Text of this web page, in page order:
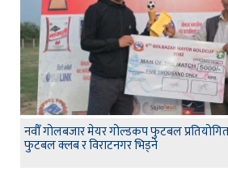
नवौँ गोलबजार मेयर गोल्डकप फुटबल
फुटबल क्लब र विराटनगर भिड्ने